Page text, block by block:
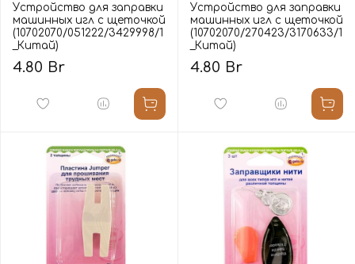
Устройство для заправки
машинных игл с щеточкой
(10702070/051222/3429998/1
_Китай)
4.80 Br
Устройство для заправки
машинных игл с щеточкой
(10702070/270423/3170633/1
_Китай)
4.80 Br